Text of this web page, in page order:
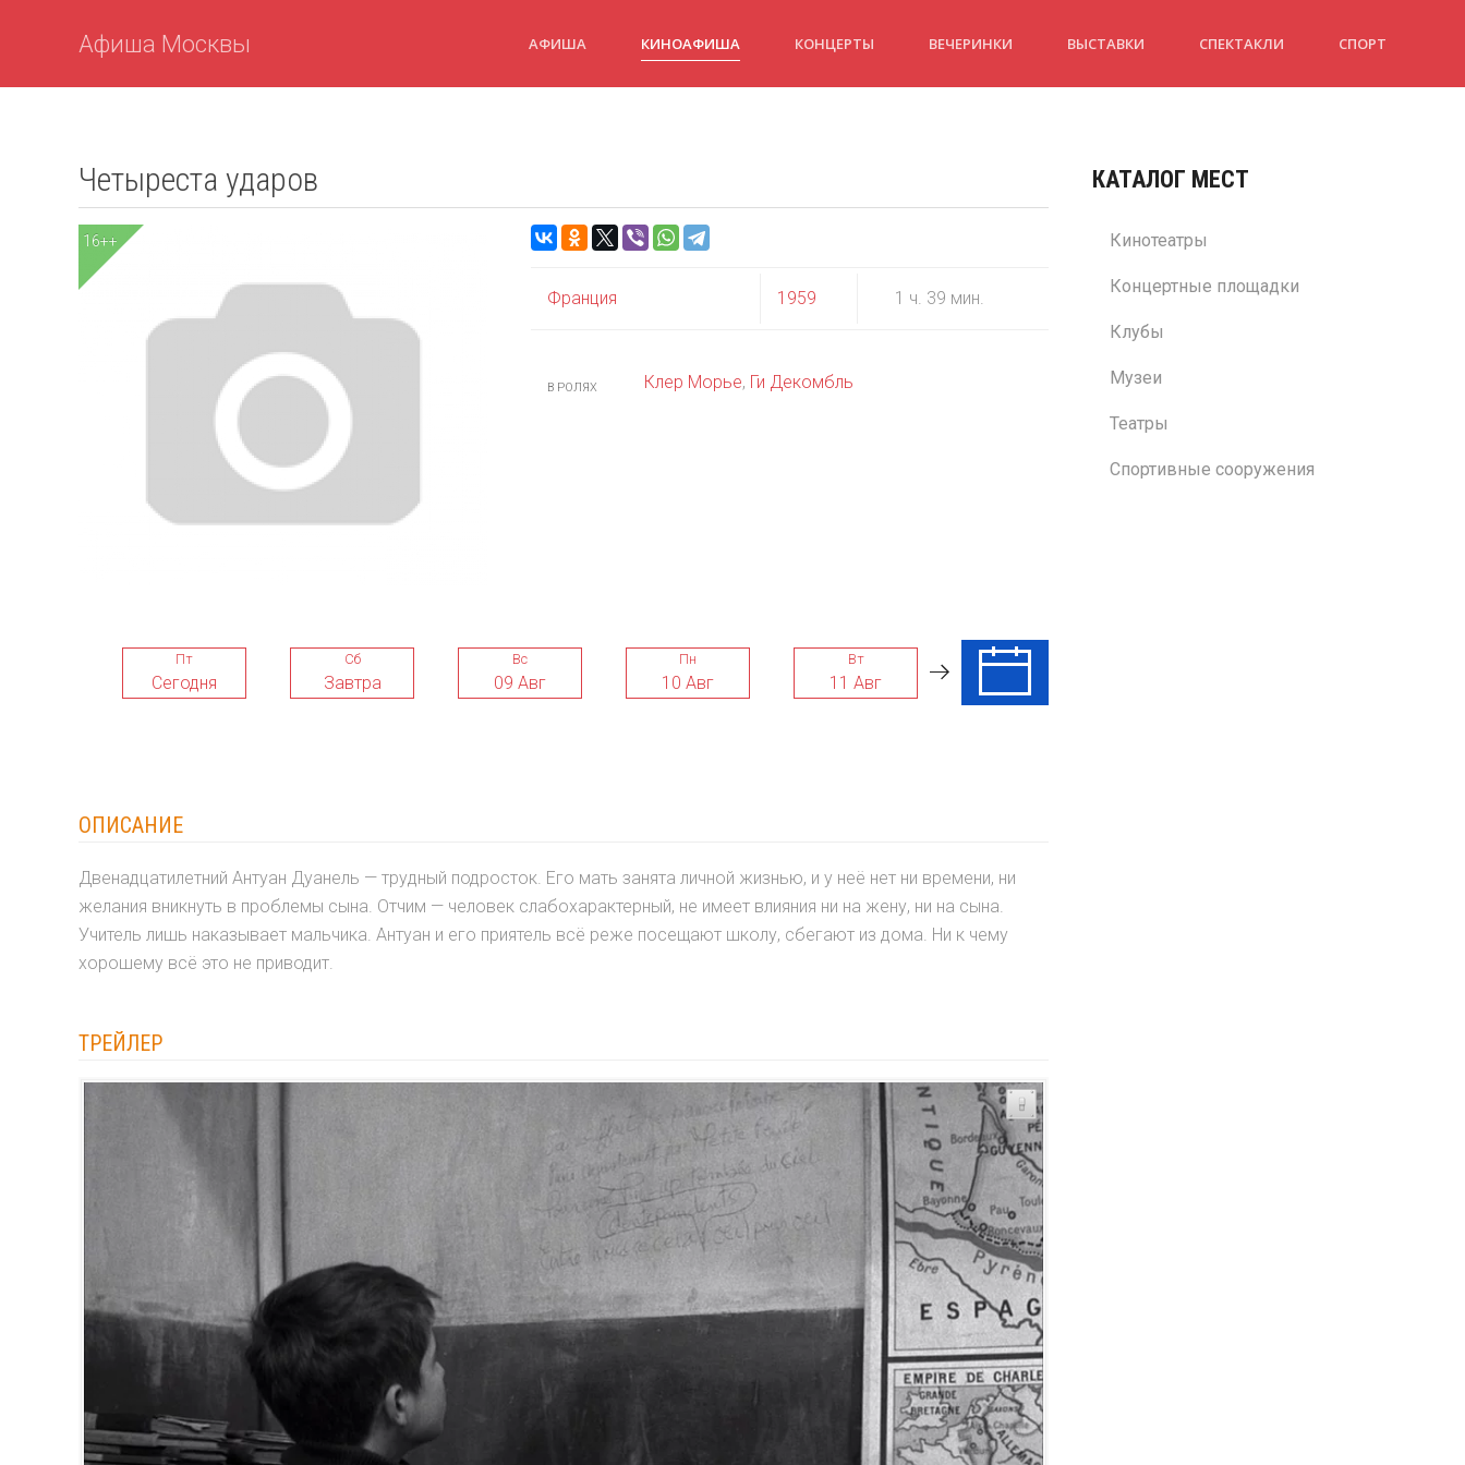
Афиша Москвы АФИША КИНОАФИША КОНЦЕРТЫ ВЕЧЕРИНКИ ВЫСТАВКИ СПЕКТАКЛИ СПОРТ
Четыреста ударов
16++
Франция 1959 1 ч. 39 мин.
В РОЛЯХ Клер Морье, Ги Декомбль
Пт
Сегодня
Сб
Завтра
Вс
09 Авг
Пн
10 Авг
Вт
11 Авг
Ср
ОПИСАНИЕ
Двенадцатилетний Антуан Дуанель — трудный подросток. Его мать занята личной жизнью, и у неё нет ни времени, ни
желания вникнуть в проблемы сына. Отчим — человек слабохарактерный, не имеет влияния ни на жену, ни на сына.
Учитель лишь наказывает мальчика. Антуан и его приятель всё реже посещают школу, сбегают из дома. Ни к чему
хорошему всё это не приводит.
ТРЕЙЛЕР
КАТАЛОГ МЕСТ
Кинотеатры
Концертные площадки
Клубы
Музеи
Театры
Спортивные сооружения